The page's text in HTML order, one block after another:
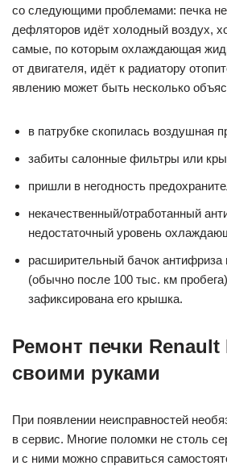
со следующими проблемами: печка не
дефляторов идёт холодный воздух,
самые, по которым охлаждающая
от двигателя, идёт к радиатору
явлению может быть несколько
в патрубке скопилась воздушная
забиты салонные фильтры или
пришли в негодность
некачественный/отработанный
недостаточный уровень
расширительный бачок антифриза
(обычно после 100 тыс. км
зафиксирована его крышка.
Ремонт печки Renault
своими руками
При появлении неисправностей
в сервис. Многие поломки не столь
и с ними можно справиться